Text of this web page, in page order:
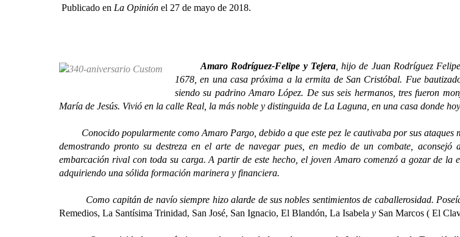
Publicado en La Opinión el 27 de mayo de 2018.
Amaro Rodríguez-Felipe y Tejera, hijo de Juan Rodríguez
1678, en una casa próxima a la ermita de San Cristóbal. Fue
siendo su padrino Amaro López. De sus seis hermanos, tres fueron
María de Jesús. Vivió en la calle Real, la más noble y distinguida de La Laguna, en una casa donde
Conocido popularmente como Amaro Pargo, debido a que este pez le cautivaba por sus ataques
demostrando pronto su destreza en el arte de navegar pues, en medio de un combate,
embarcación rival con toda su carga. A partir de este hecho, el joven Amaro comenzó a gozar de
adquiriendo una sólida formación marinera y financiera.
Como capitán de navío siempre hizo alarde de sus nobles sentimientos de caballerosidad.
Remedios, La Santísima Trinidad, San José, San Ignacio, El Blandón, La Isabela y San Marcos ( El